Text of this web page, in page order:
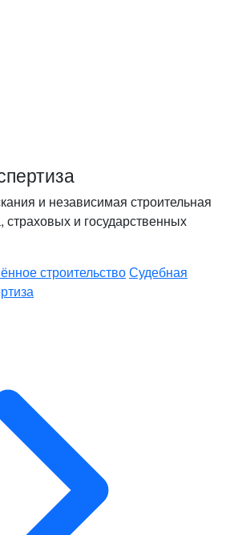
и независимая строительная
страховых и государственных
строительствоСудебная